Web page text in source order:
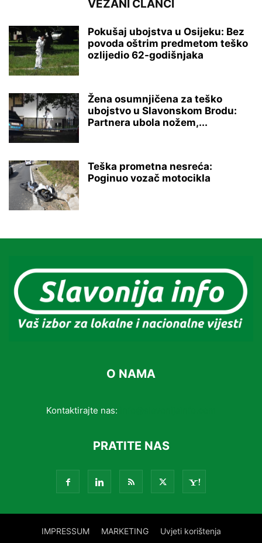
VEZANI ČLANCI
Pokušaj ubojstva u Osijeku: Bez
povoda oštrim predmetom teško
ozlijedio 62-godišnjaka
Žena osumnjičena za teško
ubojstvo u Slavonskom Brodu:
Partnera ubola nožem,...
Teška prometna nesreća:
Poginuo vozač motocikla
O NAMA
Kontaktirajte nas:
PRATITE NAS
IMPRESSUM MARKETING Uvjeti korištenja